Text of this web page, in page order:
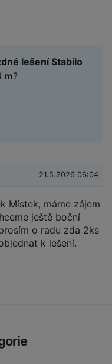
lešení Stabilo
m?
21.5.2026 06:04
Místek, máme zájem
ještě boční
o radu zda 2ks
k lešení.